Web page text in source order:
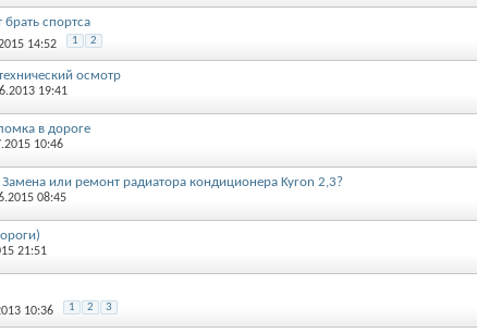
брать спортса
14:52 1 2
осмотр
19:41
в дороге
10:46
Замена или ремонт радиатора кондиционера Kyron 2,3?
08:45
21:51
10:36 1 2 3